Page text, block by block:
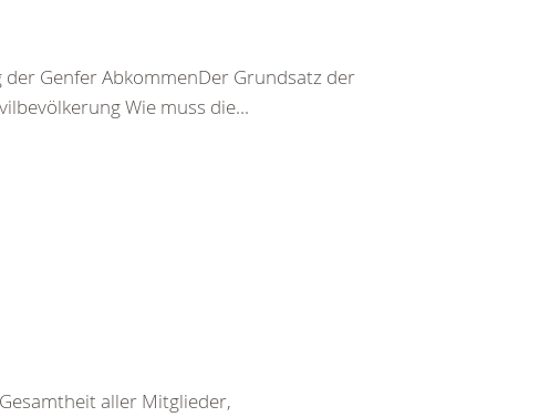
Genfer AbkommenDer Grundsatz der
Wie muss die...
aller Mitglieder,